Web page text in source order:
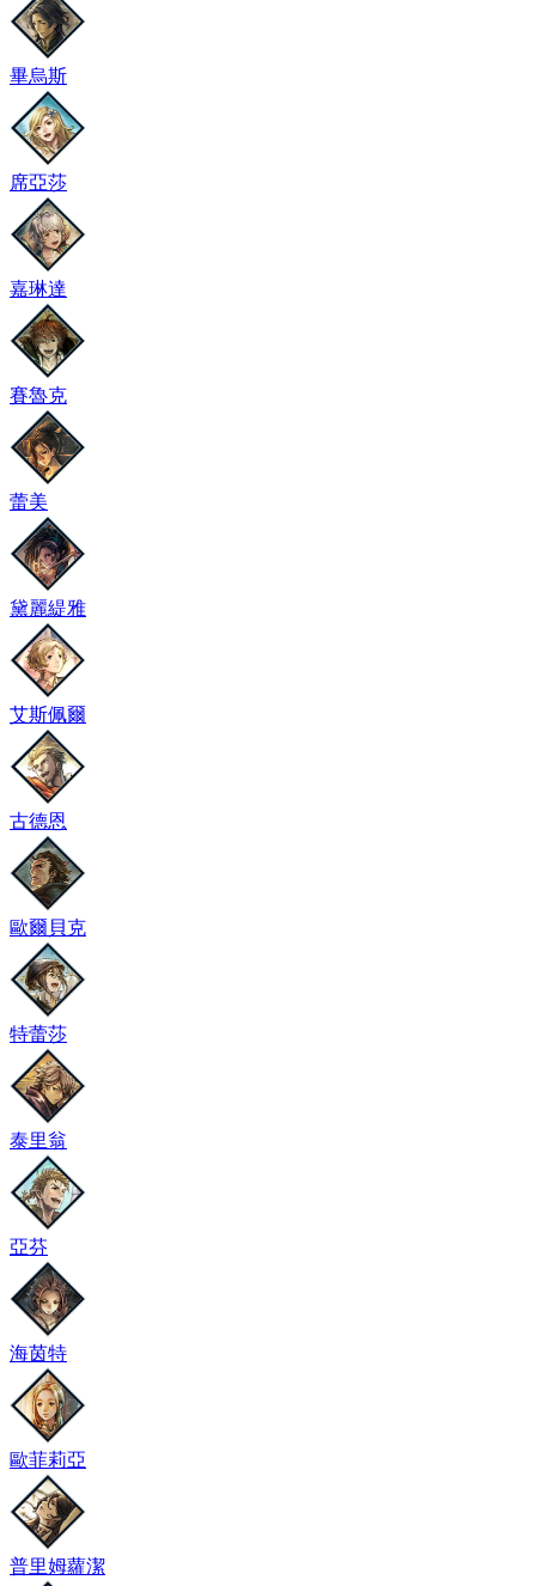
畢烏斯
席亞莎
嘉琳達
賽魯克
蕾美
黛麗緹雅
艾斯佩爾
古德恩
歐爾貝克
特蕾莎
泰里翁
亞芬
海茵特
歐菲莉亞
普里姆蘿潔